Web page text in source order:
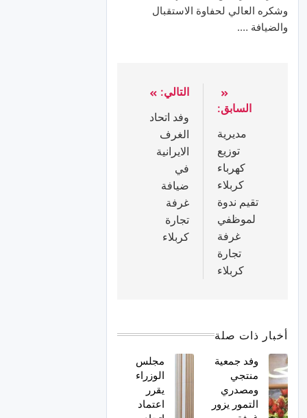
وشكره العالي لحفاوة الاستقبال
والضيافة ….
السابق:
مديرية
توزيع
كهرباء
كربلاء
تقيم ندوة
لموظفي
غرفة
تجارة
كربلاء
التالي:
وفد اتحاد
الغرف
الايرانية
في
ضيافة
غرفة
تجارة
كربلاء
أخبار ذات صلة
وفد جمعية
منتجي
ومصدري
التمور يزور
مجلس
الوزراء
يقرر
اعتماد